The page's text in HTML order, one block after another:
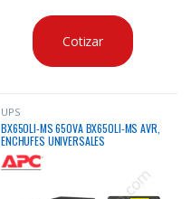
Cotizar
UPS
BX650LI-MS 650VA BX650LI-MS AVR,
ENCHUFES UNIVERSALES